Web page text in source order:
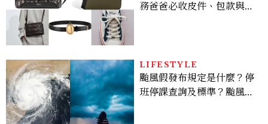
務爸爸必收皮件、包款與鞋
LIFESTYLE
颱風假發布規定是什麼？停
班停課查詢及標準？颱風假